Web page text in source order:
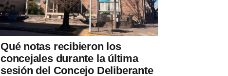
Qué notas recibieron los
concejales durante la última
sesión del Concejo Deliberante